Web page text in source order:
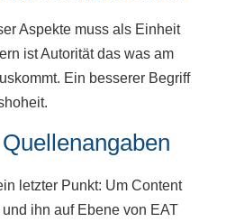
Aspekte muss als Einheit
ist Autorität das was am
Ein besserer Begriff
letzter Punkt: Um Content
ihn auf Ebene von EAT